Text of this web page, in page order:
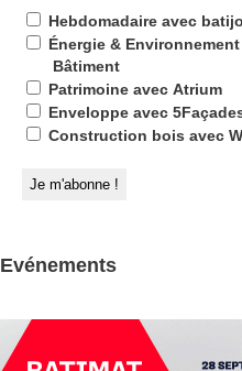
Hebdomadaire avec
Énergie &
Bâtiment
Patrimoine avec Atrium
Enveloppe avec
Construction bois avec
Evénements